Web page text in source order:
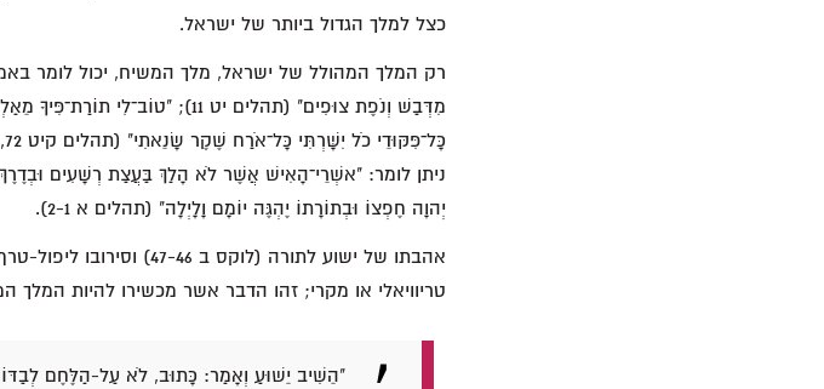
כצל למלך הגדול ביותר של ישראל.
רק המלך המהולל של ישראל, מלך המשיח, יכול לומר
מִדְּבַשׁ וְנֹפֶת צוּפִים" (תהלים יט 11);
ניתן לומר: "אשְׁרֵי־הָאִישׁ אֲשֶׁר לֹא הָלַךְ בַּעֲצַת רְשָׁעִים
יְהוָה חֶפְצוֹ וּבְתוֹרָתוֹ יֶהְגֶּה יוֹמָם וָלָיְלָה" (תהלים א 2-1).
טריוויאלי או מקרי; זהו הדבר אשר מכשירו להיות
"הֵשִׁיב יֵשׁוּעַ וְאָמַר: כָּתוּב, לֹא עַל-הַלֶּחֶם לְבַדּוֹ